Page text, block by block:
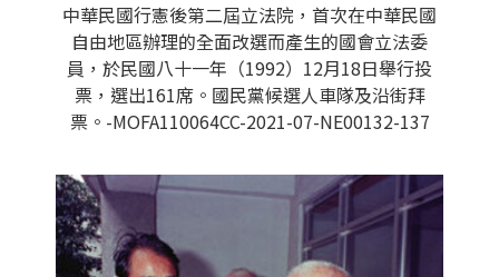
中華民國行憲後第二屆立法院，首次在中華民國
自由地區辦理的全面改選而產生的國會立法委
員，於民國八十一年（1992）12月18日舉行投
票，選出161席。國民黨候選人車隊及沿街拜
票。-MOFA110064CC-2021-07-NE00132-137